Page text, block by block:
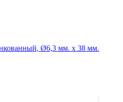
Ø6,3 мм. х 38 мм.